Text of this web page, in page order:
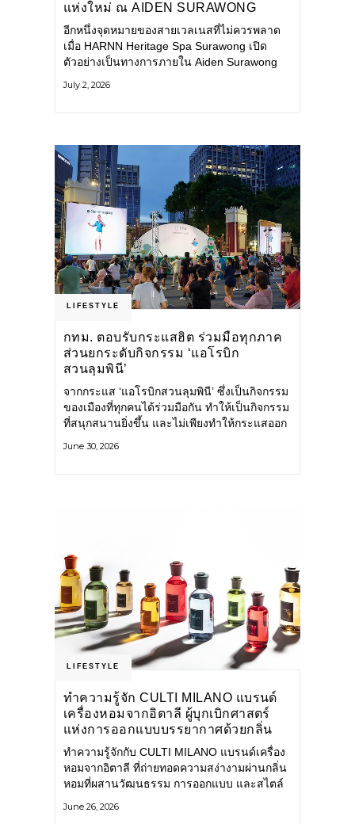
แห่งใหม่ ณ AIDEN SURAWONG
BANGKOK
อีกหนึ่งจุดหมายของสายเวลเนสที่ไม่ควรพลาด
เมื่อ HARNN Heritage Spa Surawong เปิด
ตัวอย่างเป็นทางการภายใน Aiden Surawong
ของเมืองใหญ่ มาสัมผัสประสบการณ์การพักผ่อน
July 2, 2026
LIFESTYLE
กทม. ตอบรับกระแสฮิต ร่วมมือทุกภาค
ส่วนยกระดับกิจกรรม ‘แอโรบิก
สวนลุมพินี’
จากกระแส ‘แอโรบิกสวนลุมพินี’ ซึ่งเป็นกิจกรรม
ของเมืองที่ทุกคนได้ร่วมมือกัน ทำให้เป็นกิจกรรม
ที่สนุกสนานยิ่งขึ้น และไม่เพียงทำให้กระแสออก
กระจายไปยังหลายพื้นที่ของประเทศที่อยากออก
June 30, 2026
LIFESTYLE
ทำความรู้จัก CULTI MILANO แบรนด์
เครื่องหอมจากอิตาลี ผู้บุกเบิกศาสตร์
แห่งการออกแบบบรรยากาศด้วยกลิ่น
หอม ผสานสไตล์อันโดดเด่นอย่างลงตัว
ทำความรู้จักกับ CULTI MILANO แบรนด์เครื่อง
หอมจากอิตาลี ที่ถ่ายทอดความสง่างามผ่านกลิ่น
หอมที่ผสานวัฒนธรรม การออกแบบ และสไตล์
แบรนด์เครื่องหอมระดับลักชัวรีดีไซน์เอกลักษณ์
June 26, 2026